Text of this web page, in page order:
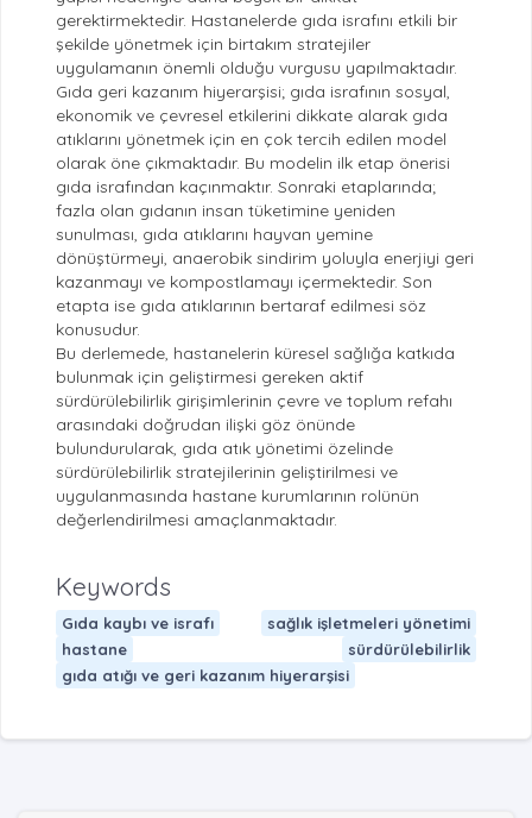
gerektirmektedir. Hastanelerde gıda israfını etkili bir
şekilde yönetmek için birtakım stratejiler
uygulamanın önemli olduğu vurgusu yapılmaktadır.
Gıda geri kazanım hiyerarşisi; gıda israfının sosyal,
ekonomik ve çevresel etkilerini dikkate alarak gıda
atıklarını yönetmek için en çok tercih edilen model
olarak öne çıkmaktadır. Bu modelin ilk etap önerisi
gıda israfından kaçınmaktır. Sonraki etaplarında;
fazla olan gıdanın insan tüketimine yeniden
sunulması, gıda atıklarını hayvan yemine
dönüştürmeyi, anaerobik sindirim yoluyla enerjiyi geri
kazanmayı ve kompostlamayı içermektedir. Son
etapta ise gıda atıklarının bertaraf edilmesi söz
konusudur.
Bu derlemede, hastanelerin küresel sağlığa katkıda
bulunmak için geliştirmesi gereken aktif
sürdürülebilirlik girişimlerinin çevre ve toplum refahı
arasındaki doğrudan ilişki göz önünde
bulundurularak, gıda atık yönetimi özelinde
sürdürülebilirlik stratejilerinin geliştirilmesi ve
uygulanmasında hastane kurumlarının rolünün
değerlendirilmesi amaçlanmaktadır.
Keywords
Gıda kaybı ve israfı
sağlık işletmeleri yönetimi
hastane
sürdürülebilirlik
gıda atığı ve geri kazanım hiyerarşisi